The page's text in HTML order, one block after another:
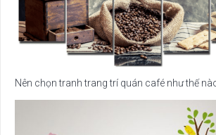
Nên chọn tranh trang trí quán café như thế